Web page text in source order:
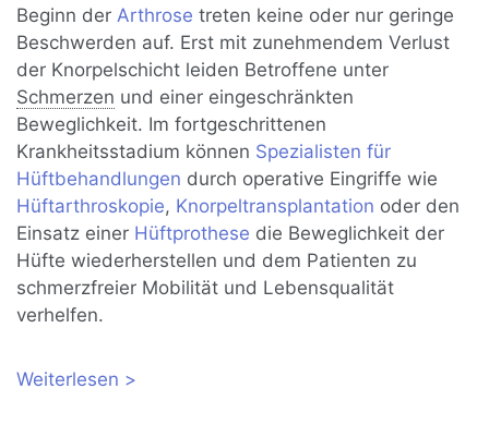
Beginn der Arthrose treten keine oder nur geringe
Beschwerden auf. Erst mit zunehmendem Verlust
der Knorpelschicht leiden Betroffene unter
Schmerzen und einer eingeschränkten
Beweglichkeit. Im fortgeschrittenen
Krankheitsstadium können Spezialisten für
Hüftbehandlungen durch operative Eingriffe wie
Hüftarthroskopie, Knorpeltransplantation oder den
Einsatz einer Hüftprothese die Beweglichkeit der
Hüfte wiederherstellen und dem Patienten zu
schmerzfreier Mobilität und Lebensqualität
verhelfen.
Weiterlesen über Hüftarthrose: Gelenkerhaltende